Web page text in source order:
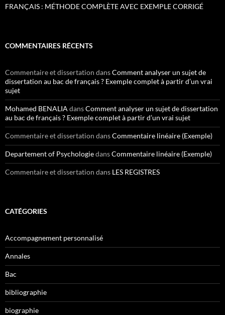
FRANÇAIS : MÉTHODE COMPLÈTE AVEC EXEMPLE CORRIGÉ
COMMENTAIRES RÉCENTS
Commentaire et dissertation dansComment analyser un sujet de
dissertation au bac de français ? Exemple complet à partir d’un vrai
sujet
Mohamed BENALIA dansComment analyser un sujet de dissertation
au bac de français ? Exemple complet à partir d’un vrai sujet
Commentaire et dissertation dansCommentaire linéaire (Exemple)
Departement of PsychologiedansCommentaire linéaire (Exemple)
Commentaire et dissertation dans LES REGISTRES
CATÉGORIES
Accompagnement personnalisé
Annales
Bac
bibliographie
biographie